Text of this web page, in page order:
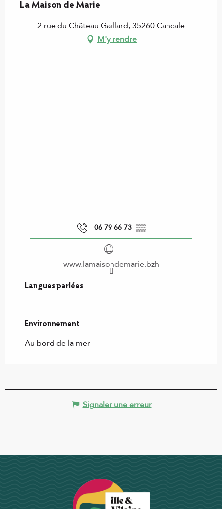
La Maison de Marie
2 rue du Château Gaillard, 35260 Cancale
M'y rendre
06 79 66 73 ▒▒
www.lamaisondemarie.bzh
Langues parlées
Langues parlées
Environnement
Environnement
Au bord de la mer
Signaler une erreur